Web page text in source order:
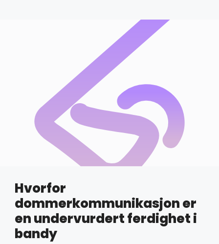
Hvorfor
dommerkommunikasjon er
en undervurdert ferdighet i
bandy